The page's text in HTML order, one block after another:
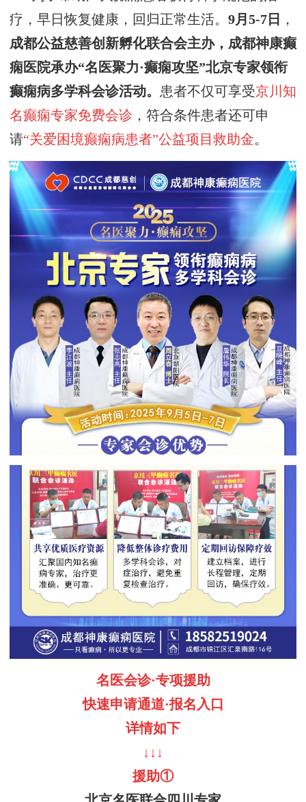
疗，早日恢复健康，回归正常生活。 9月 5-7 日
，
成都公益慈善创新孵化联合会主办， 成都神康癫
痫医院承办“名医聚力·癫痫攻坚”北京专家领衔
癫痫病多学科会诊活动。 患者不仅可享受京川知
名癫痫专家免费会诊 ，符合条件患者还可申
请“关爱困境癫痫病患者”公益项目救助金。
名医会诊·专项援助
快速申请通道·报名入口
详情如下
↓↓↓
援助①